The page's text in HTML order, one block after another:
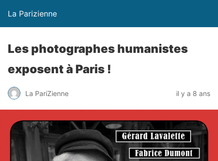
La Parizienne
Les photographes humanistes
exposent à Paris !
La PariZienne il y a 8 ans